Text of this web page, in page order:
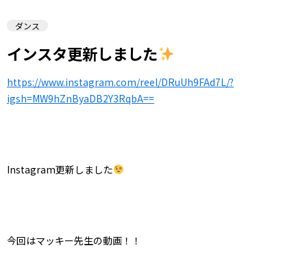
ダンス
インスタ更新しました
https://www.instagram.com/reel/DRuUh9FAd7L/?
igsh=MW9hZnByaDB2Y3RqbA==
Instagram更新しました
今回はマッキー先生の動画！！